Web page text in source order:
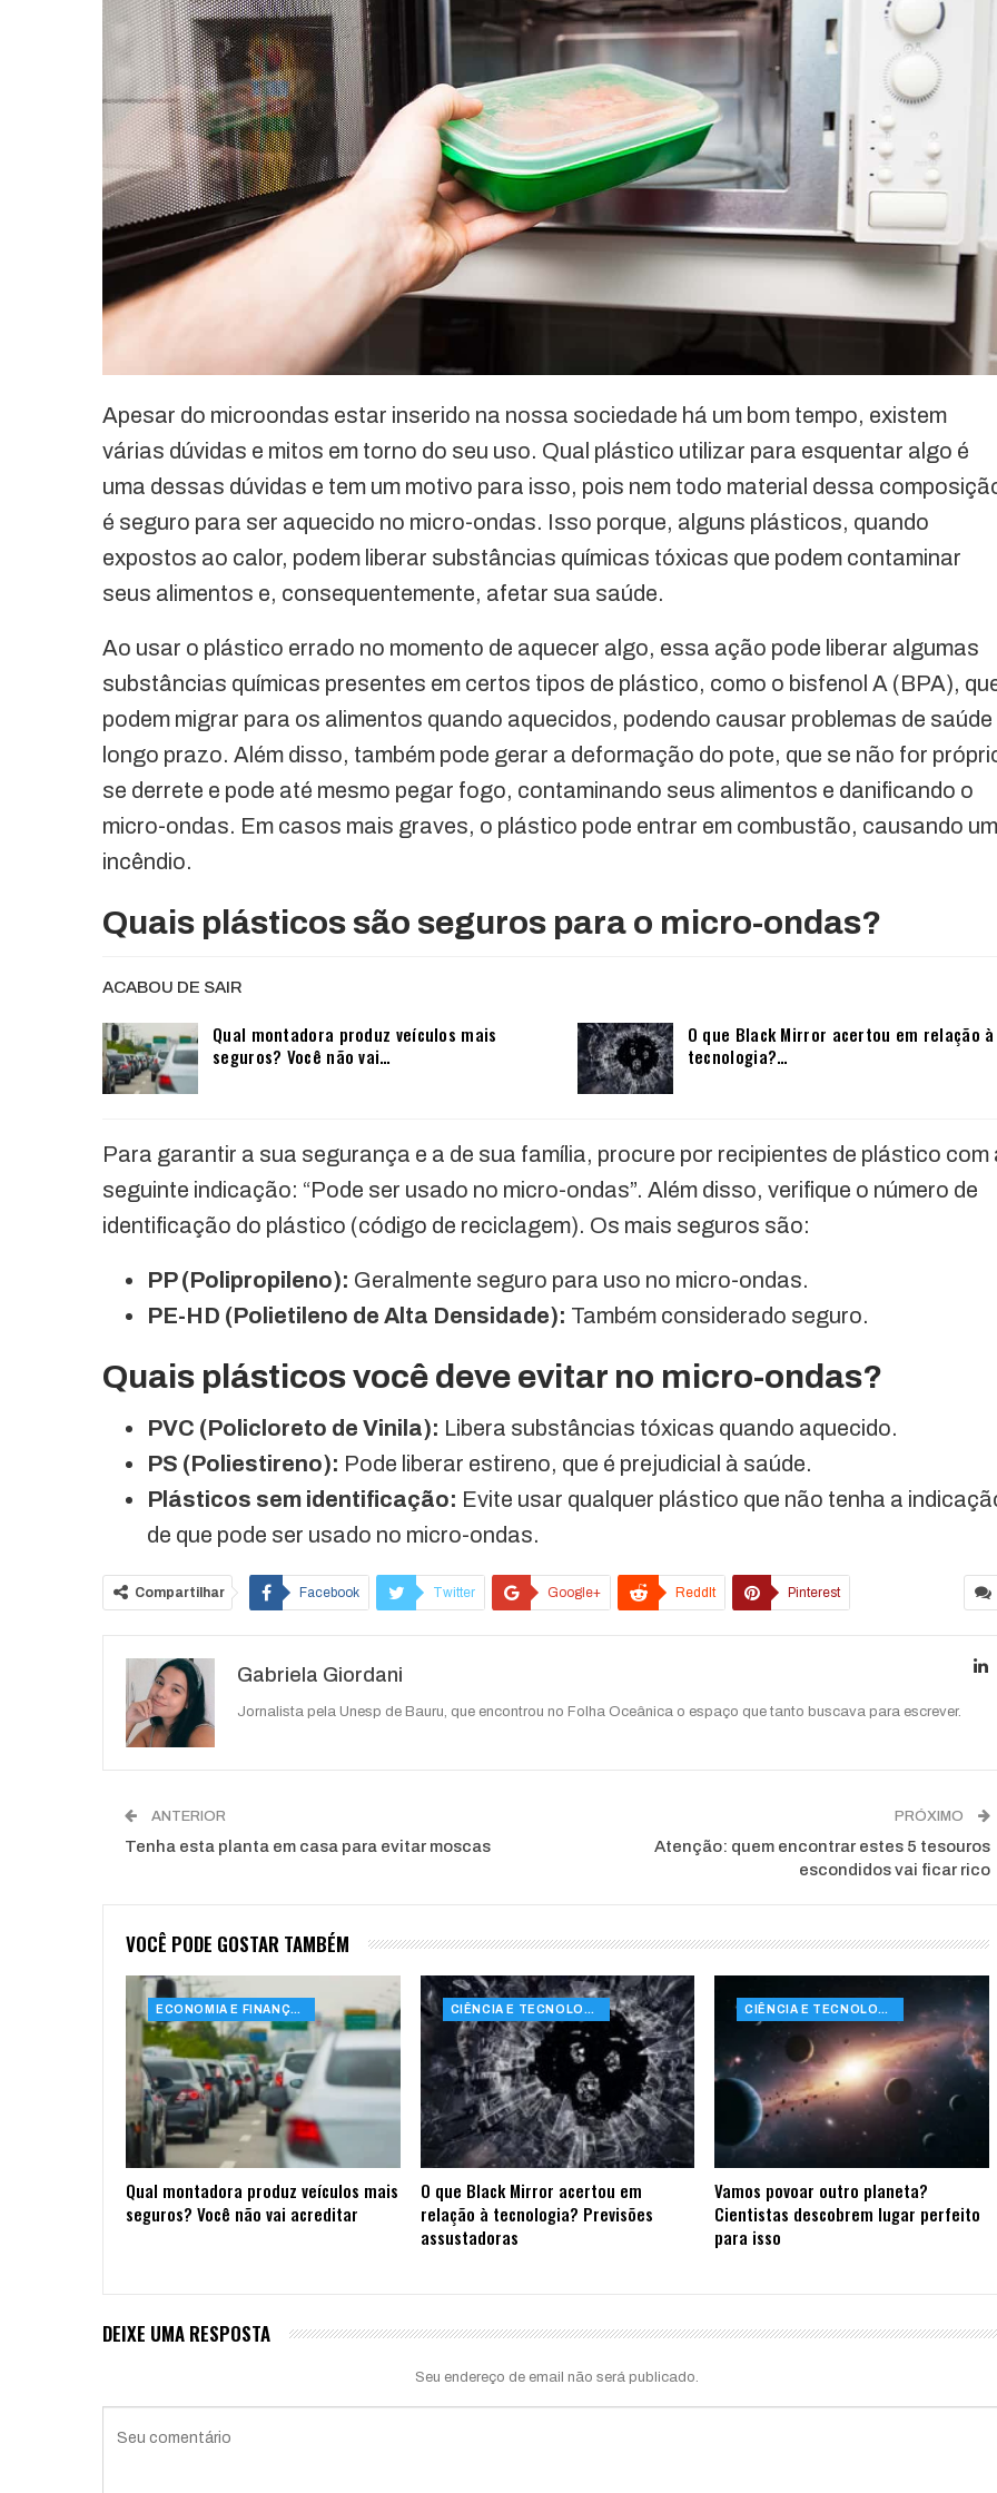
Apesar do microondas estar inserido na nossa sociedade há um bom tempo, existem
várias dúvidas e mitos em torno do seu uso. Qual plástico utilizar para esquentar algo é
uma dessas dúvidas e tem um motivo para isso, pois nem todo material dessa
é seguro para ser aquecido no micro-ondas. Isso porque, alguns plásticos, quando
expostos ao calor, podem liberar substâncias químicas tóxicas que podem contaminar
seus alimentos e, consequentemente, afetar sua saúde.
Ao usar o plástico errado no momento de aquecer algo, essa ação pode liberar algumas
substâncias químicas presentes em certos tipos de plástico, como o bisfenol A (BPA),
podem migrar para os alimentos quando aquecidos, podendo causar problemas de saúde
longo prazo. Além disso, também pode gerar a deformação do pote, que se não for
se derrete e pode até mesmo pegar fogo, contaminando seus alimentos e danificando o
micro-ondas. Em casos mais graves, o plástico pode entrar em combustão, causando um
incêndio.
Quais plásticos são seguros para o micro-ondas?
ACABOU DE SAIR
Qual montadora produz veículos mais
seguros? Você não vai…
O que Black Mirror acertou em relação à
tecnologia?…
Para garantir a sua segurança e a de sua família, procure por recipientes de plástico com
seguinte indicação: “Pode ser usado no micro-ondas”. Além disso, verifique o número de
identificação do plástico (código de reciclagem). Os mais seguros são:
PP (Polipropileno): Geralmente seguro para uso no micro-ondas.
PE-HD (Polietileno de Alta Densidade): Também considerado seguro.
Quais plásticos você deve evitar no micro-ondas?
PVC (Policloreto de Vinila): Libera substâncias tóxicas quando aquecido.
PS (Poliestireno): Pode liberar estireno, que é prejudicial à saúde.
Plásticos sem identificação: Evite usar qualquer plástico que não tenha a
de que pode ser usado no micro-ondas.
Compartilhar Facebook Twitter Google+ ReddIt Pinterest
Gabriela Giordani
Jornalista pela Unesp de Bauru, que encontrou no Folha Oceânica o espaço que tanto buscava para escrever.
ANTERIOR
Tenha esta planta em casa para evitar moscas
PRÓXIMO
Atenção: quem encontrar estes 5 tesouros
escondidos vai ficar rico
VOCÊ PODE GOSTAR TAMBÉM
ECONOMIA E FINANÇAS
Qual montadora produz veículos mais
seguros? Você não vai acreditar
CIÊNCIA E TECNOLOGIA
O que Black Mirror acertou em
relação à tecnologia? Previsões
assustadoras
CIÊNCIA E TECNOLOGIA
Vamos povoar outro planeta?
Cientistas descobrem lugar perfeito
para isso
DEIXE UMA RESPOSTA
Seu endereço de email não será publicado.